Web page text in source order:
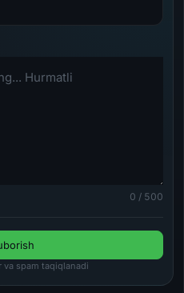
0 / 500
va spam taqiqlanadi